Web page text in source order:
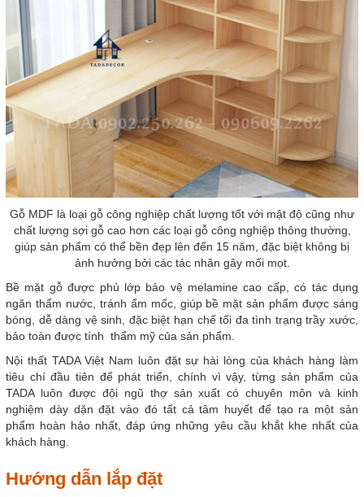
Gỗ MDF là loại gỗ công nghiệp chất lượng tốt với mật độ cũng như
chất lượng sợi gỗ cao hơn các loại gỗ công nghiệp thông thường,
giúp sản phẩm có thể bền đẹp lên đến 15 năm, đặc biệt không bị
ảnh hưởng bởi các tác nhân gây mối mọt.
Bề mặt gỗ được phủ lớp bảo vệ melamine cao cấp, có tác dụng
ngăn thấm nước, tránh ẩm mốc, giúp bề mặt sản phẩm được sáng
bóng, dễ dàng vệ sinh, đặc biệt hạn chế tối đa tình trạng trầy xước,
bảo toàn được tính thẩm mỹ của sản phẩm.
Nội thất TADA Việt Nam luôn đặt sự hài lòng của khách hàng làm
tiêu chí đầu tiên để phát triển, chính vì vậy, từng sản phẩm của
TADA luôn được đội ngũ thợ sản xuất có chuyên môn và kinh
nghiệm dày dặn đặt vào đó tất cả tâm huyết để tạo ra một sản
phẩm hoàn hảo nhất, đáp ứng những yêu cầu khắt khe nhất của
khách hàng.
Hướng dẫn lắp đặt